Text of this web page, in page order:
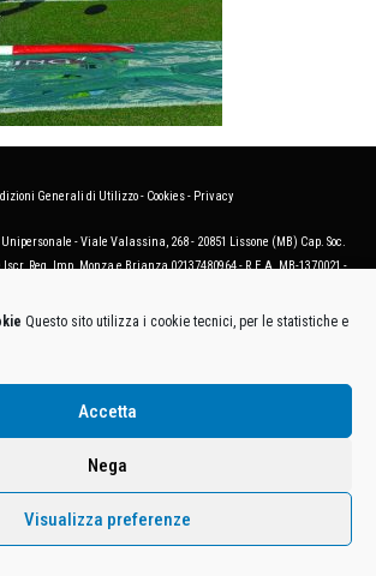
Questo sito utilizza i cookie tecnici, per le statistiche e
Accetta
Nega
Visualizza preferenze
Generali di Utilizzo- Cookies- Privacy
Unipersonale - Viale Valassina, 268 - 20851 Lissone (MB) Cap. Soc.
Iscr. Reg. Imp. Monza e Brianza 02137480964 - R.E.A. MB-1370021 -
dei prodotti presenti sul sito sono puramente esemplificative.